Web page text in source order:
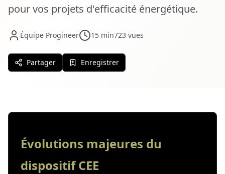
pour vos projets d'efficacité énergétique.
Équipe Progineer 15 min723 vues
Partager Enregistrer
Évolutions majeures du
dispositif CEE